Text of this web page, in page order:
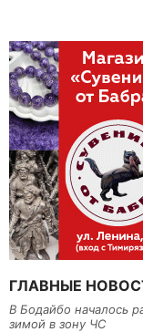
ГЛАВНЫЕ
В Бодайбо началось
зимой в зону ЧС